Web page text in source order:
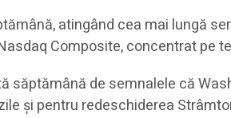
atingând cea mai lungă
Composite, concentrat pe
de semnalele că
şi pentru redeschiderea